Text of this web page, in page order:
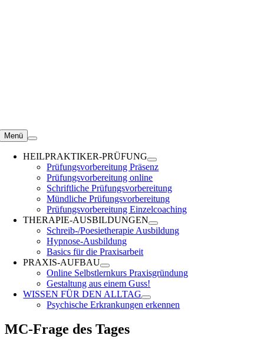
Menü
HEILPRAKTIKER-PRÜFUNG
Prüfungsvorbereitung Präsenz
Prüfungsvorbereitung online
Schriftliche Prüfungsvorbereitung
Mündliche Prüfungsvorbereitung
Prüfungsvorbereitung Einzelcoaching
THERAPIE-AUSBILDUNGEN
Schreib-/Poesietherapie Ausbildung
Hypnose-Ausbildung
Basics für die Praxisarbeit
PRAXIS-AUFBAU
Online Selbstlernkurs Praxisgründung
Gestaltung aus einem Guss!
WISSEN FÜR DEN ALLTAG
Psychische Erkrankungen erkennen
MC-Frage des Tages